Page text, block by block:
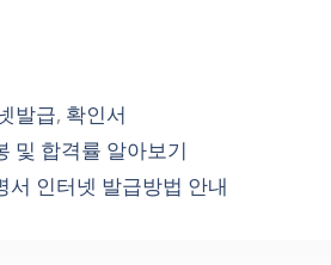
발급, 확인서
및 합격률 알아보기
서 인터넷 발급방법 안내